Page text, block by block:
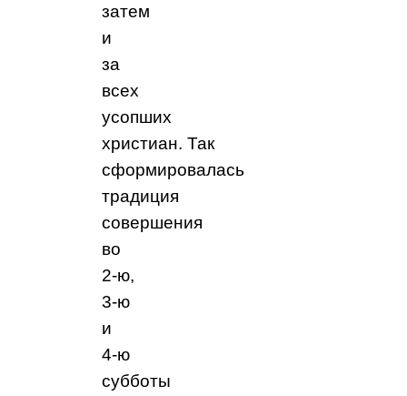
затем
и
за
всех
усопших
христиан.Так
сформировалась
традиция
совершения
во
2‑ю,
3‑ю
и
4‑ю
субботы